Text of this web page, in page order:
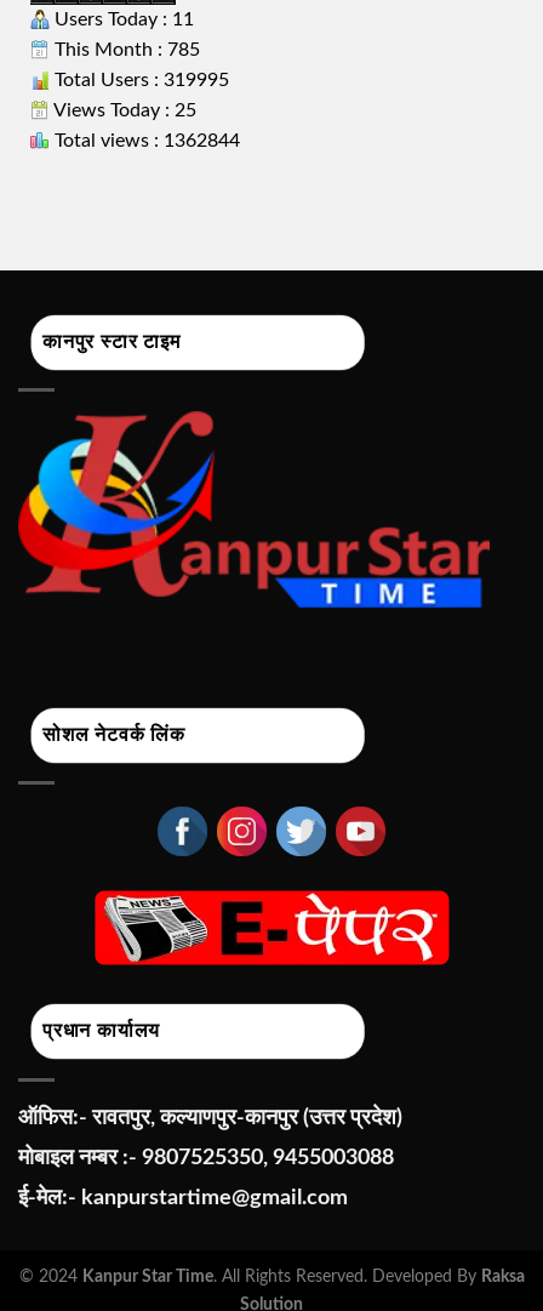
Users Today : 11
This Month : 785
Total Users : 319995
Views Today : 25
Total views : 1362844
कानपुर स्टार टाइम
सोशल नेटवर्क लिंक
प्रधान कार्यालय
ऑफिस:- रावतपुर, कल्याणपुर-कानपुर (उत्तर प्रदेश)
मोबाइल नम्बर :- 9807525350, 9455003088
ई-मेल:- kanpurstartime@gmail.com
© 2024 Kanpur Star Time. All Rights Reserved. Developed By Raksa
Solution